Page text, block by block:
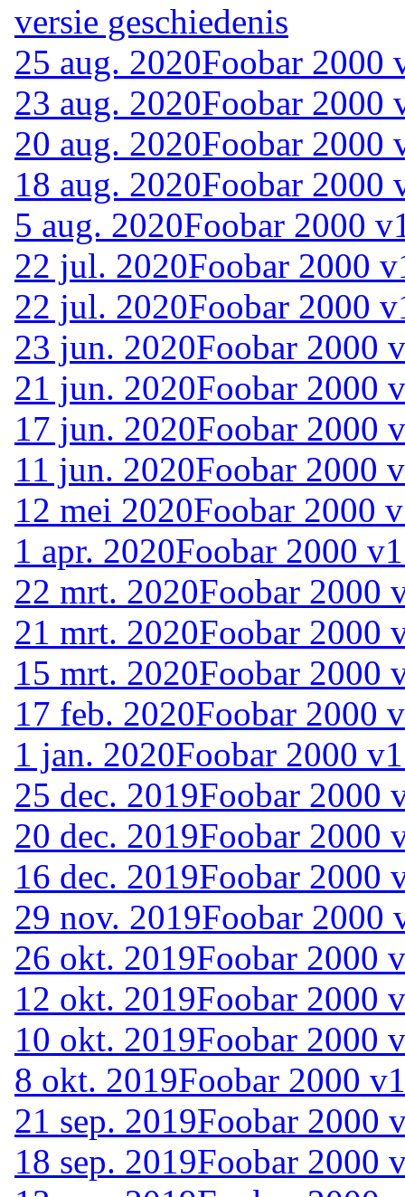
versie geschiedenis
25 aug. 2020Foobar 2000
23 aug. 2020Foobar 2000
20 aug. 2020Foobar 2000
18 aug. 2020Foobar 2000
5 aug. 2020Foobar 2000
22 jul. 2020Foobar 2000
22 jul. 2020Foobar 2000
23 jun. 2020Foobar 2000
21 jun. 2020Foobar 2000
17 jun. 2020Foobar 2000
11 jun. 2020Foobar 2000
12 mei 2020Foobar 2000
1 apr. 2020Foobar 2000
22 mrt. 2020Foobar 2000
21 mrt. 2020Foobar 2000
15 mrt. 2020Foobar 2000
17 feb. 2020Foobar 2000
1 jan. 2020Foobar 2000
25 dec. 2019Foobar 2000
20 dec. 2019Foobar 2000
16 dec. 2019Foobar 2000
29 nov. 2019Foobar 2000
26 okt. 2019Foobar 2000
12 okt. 2019Foobar 2000
10 okt. 2019Foobar 2000
8 okt. 2019Foobar 2000
21 sep. 2019Foobar 2000
18 sep. 2019Foobar 2000